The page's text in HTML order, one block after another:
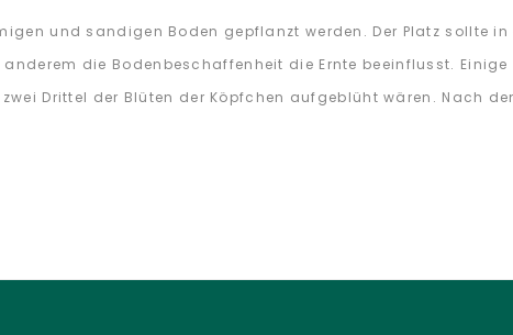
und sandigen Boden gepflanzt werden. Der Platz sollte in
die Bodenbeschaffenheit die Ernte beeinflusst. Einige
Drittel der Blüten der Köpfchen aufgeblüht wären. Nach